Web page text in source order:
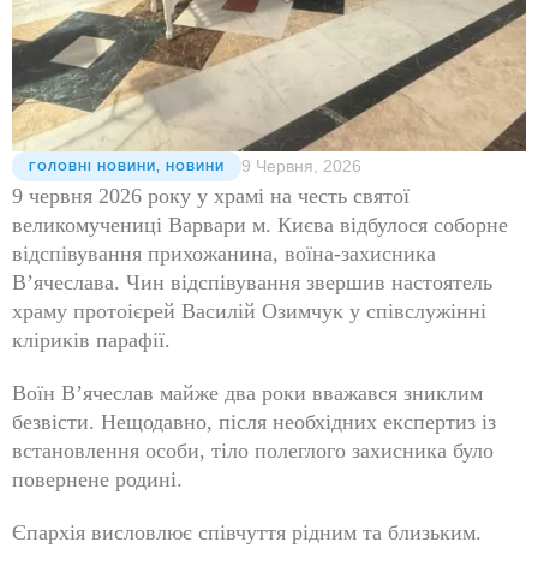
ГОЛОВНІ НОВИНИ НОВИНИ 9 Червня, 2026
9 червня 2026 року у храмі на честь святої
великомучениці Варвари м. Києва відбулося соборне
відспівування прихожанина, воїна-захисника
Вʼячеслава. Чин відспівування звершив настоятель
храму протоієрей Василій Озимчук у співслужінні
кліриків парафії.
Воїн Вʼячеслав майже два роки вважався зниклим
безвісти. Нещодавно, після необхідних експертиз із
встановлення особи, тіло полеглого захисника було
повернене родині.
Єпархія висловлює співчуття рідним та близьким.